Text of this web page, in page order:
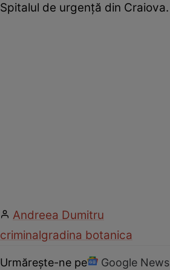
Spitalul de urgență din Craiova.
Andreea Dumitru
criminalgradina botanica
Urmărește-ne pe Google News